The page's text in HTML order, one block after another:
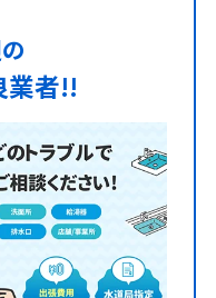
業者!!